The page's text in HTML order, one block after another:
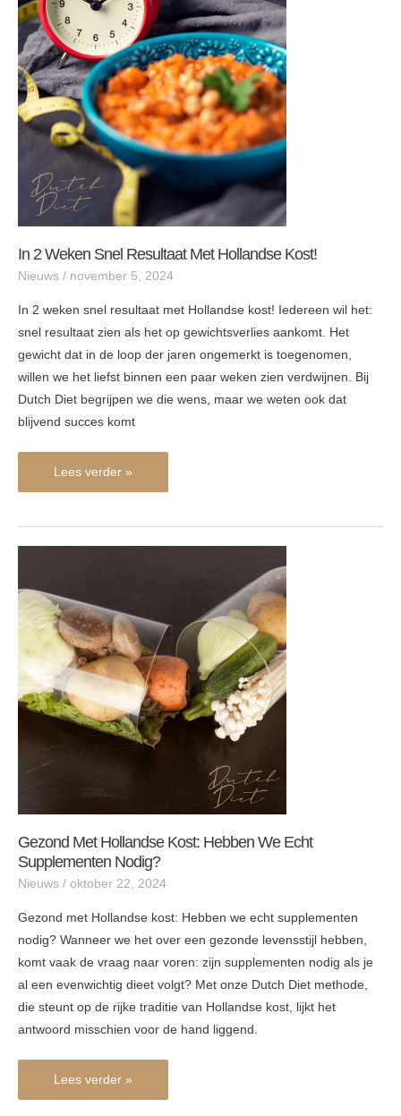
In 2 Weken Snel Resultaat Met Hollandse Kost!
Nieuws / november 5, 2024
In 2 weken snel resultaat met Hollandse kost! Iedereen wil het:
snel resultaat zien als het op gewichtsverlies aankomt. Het
gewicht dat in de loop der jaren ongemerkt is toegenomen,
willen we het liefst binnen een paar weken zien verdwijnen. Bij
Dutch Diet begrijpen we die wens, maar we weten ook dat
blijvend succes komt
weken
snel
resultaat
met
Hollandse
kost!
Lees verder »
Gezond Met Hollandse Kost: Hebben We Echt
Supplementen Nodig?
Nieuws / oktober 22, 2024
Gezond met Hollandse kost: Hebben we echt supplementen
nodig? Wanneer we het over een gezonde levensstijl hebben,
komt vaak de vraag naar voren: zijn supplementen nodig als je
al een evenwichtig dieet volgt? Met onze Dutch Diet methode,
die steunt op de rijke traditie van Hollandse kost, lijkt het
antwoord misschien voor de hand liggend.
Hollandse
kost:
Hebben
we
echt
supplementen
Lees verder »